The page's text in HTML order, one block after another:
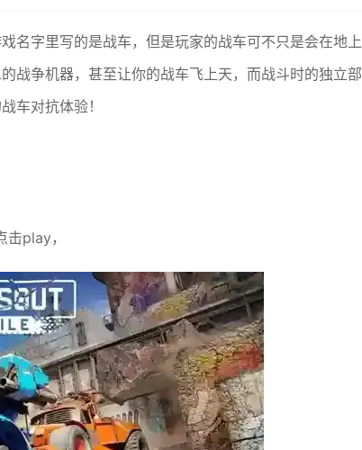
名字里写的是战车，但是玩家的战车可不只是会在地上
战争机器，甚至让你的战车飞上天，而战斗时的独立部
车对抗体验！
play，